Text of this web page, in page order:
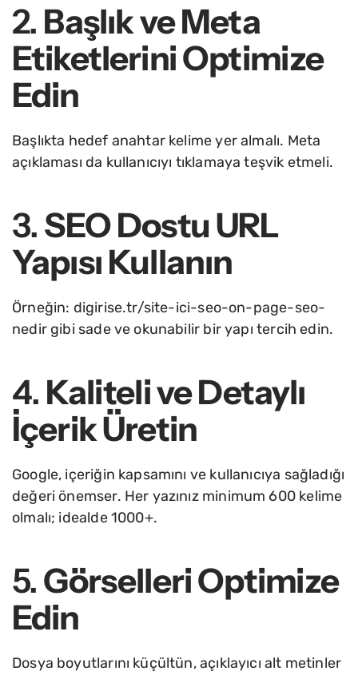
2. Başlık ve Meta
Etiketlerini Optimize
Edin
Başlıkta hedef anahtar kelime yer almalı. Meta
açıklaması da kullanıcıyı tıklamaya teşvik etmeli.
3.SEO Dostu URL
Yapısı Kullanın
Örneğin: digirise.tr/site-ici-seo-on-page-seo-
nedir gibi sade ve okunabilir bir yapı tercih edin.
4. Kaliteli ve Detaylı
İçerik Üretin
Google, içeriğin kapsamını ve kullanıcıya sağladığı
değeri önemser. Her yazınız minimum 600 kelime
olmalı; idealde 1000+.
5.Görselleri Optimize
Edin
Dosya boyutlarını küçültün, açıklayıcı alt metinler